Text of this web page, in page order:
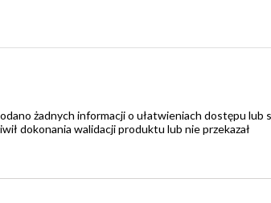
żadnych informacji o ułatwieniach dostępu lub
dokonania walidacji produktu lub nie przekazał